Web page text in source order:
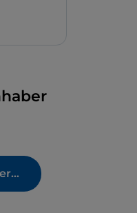
Greifen Sie jetzt auf Ihren reservierten Bereich zu